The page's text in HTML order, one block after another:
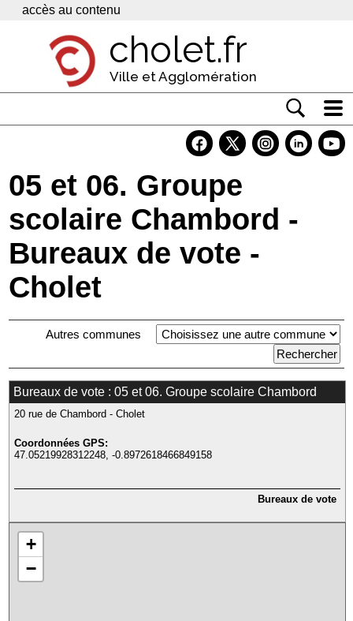
Panneau de gestion des cookies
accès au contenu
cholet.fr
Ville et Agglomération
Vivre à Cholet
Economie
05 et 06. Groupe
scolaire Chambord -
Bureaux de vote -
Cholet
Autres communes
Bureaux de vote : 05 et 06. Groupe scolaire Chambord
20 rue de Chambord - Cholet
Coordonnées GPS:
47.05219928312248, -0.8972618466849158
Bureaux de vote
+
−